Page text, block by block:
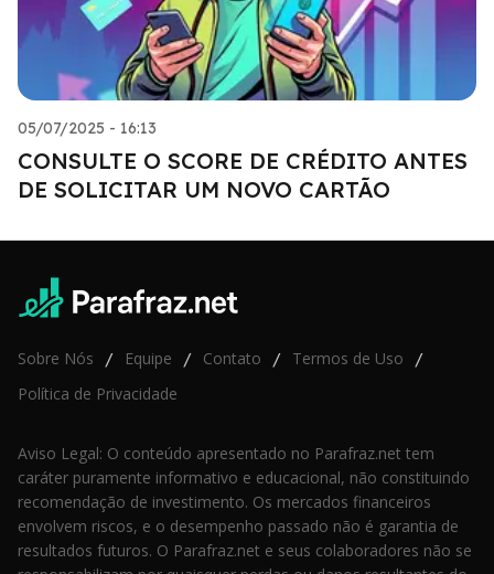
05/07/2025 - 16:13
CONSULTE O SCORE DE CRÉDITO ANTES
DE SOLICITAR UM NOVO CARTÃO
Sobre Nós / Equipe / Contato / Termos de Uso /
Política de Privacidade
Aviso Legal: O conteúdo apresentado no Parafraz.net tem
caráter puramente informativo e educacional, não constituindo
recomendação de investimento. Os mercados financeiros
envolvem riscos, e o desempenho passado não é garantia de
resultados futuros. O Parafraz.net e seus colaboradores não se